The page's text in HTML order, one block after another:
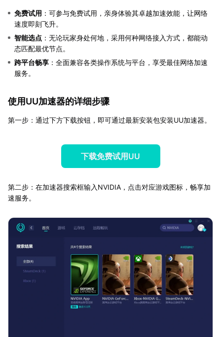
免费试用 ：可参与免费试用，亲身体验其卓越加速效能，让网络
速度即刻飞升。
智能选点 ：无论玩家身处何地，采用何种网络接入方式，都能动
态匹配最优节点。
跨平台畅享 ：全面兼容各类操作系统与平台，享受最佳网络加速
服务。
使用UU加速器的详细步骤
第一步：通过下方下载按钮，即可通过最新安装包安装UU加速器。
下载免费试用UU
第二步：在加速器搜索框输入NVIDIA，点击对应游戏图标，畅享加
速服务。